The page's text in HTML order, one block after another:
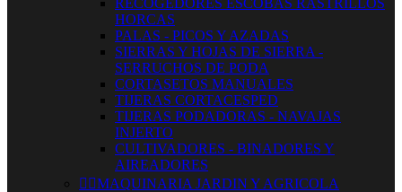
RECOGEDORES ESCOBAS RASTRILLOS
HORCAS
PALAS - PICOS Y AZADAS
SIERRAS Y HOJAS DE SIERRA -
SERRUCHOS DE PODA
CORTASETOS MANUALES
TIJERAS CORTACESPED
TIJERAS PODADORAS - NAVAJAS
INJERTO
CULTIVADORES - BINADORES Y
AIREADORES
 MAQUINARIA JARDIN Y AGRICOLA